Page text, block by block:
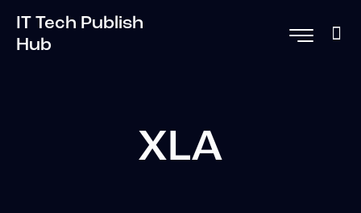
IT Tech Publish
Hub
XLA